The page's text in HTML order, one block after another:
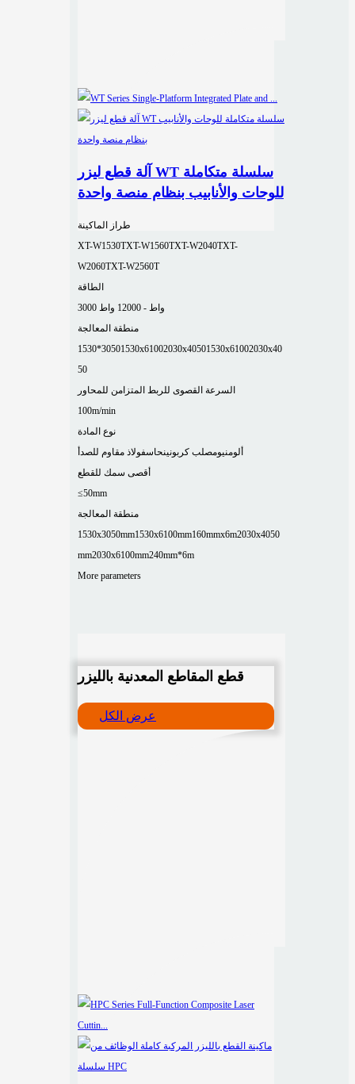
آلة قطع ليزر WT سلسلة متكاملة
للوحات والأنابيب بنظام منصة واحدة
طراز الماكينة
XT-W1530TXT-W1560TXT-W2040TXT-
W2060TXT-W2560T
الطاقة
3000 واط - 12000 واط
منطقة المعالجة
1530*30501530x61002030x40501530x61002030x40
50
السرعة القصوى للربط المتزامن للمحاور
100m/min
نوع المادة
ألومنيومصلب كربونينحاسفولاذ مقاوم للصدأ
أقصى سمك للقطع
≤50mm
منطقة المعالجة
1530x3050mm1530x6100mm160mmx6m2030x4050
mm2030x6100mm240mm*6m
More parameters
قطع المقاطع المعدنية بالليزر
عرض الكل